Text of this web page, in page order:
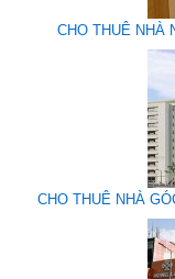
CHO THUÊ NHÀ
CHO THUÊ NHÀ